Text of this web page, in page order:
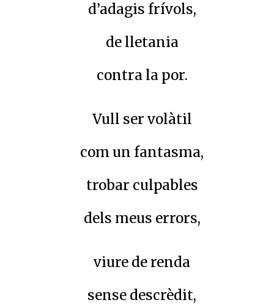
d’adagis frívols,
de lletania
contra la por.
Vull ser volàtil
com un fantasma,
trobar culpables
dels meus errors,
viure de renda
sense descrèdit,